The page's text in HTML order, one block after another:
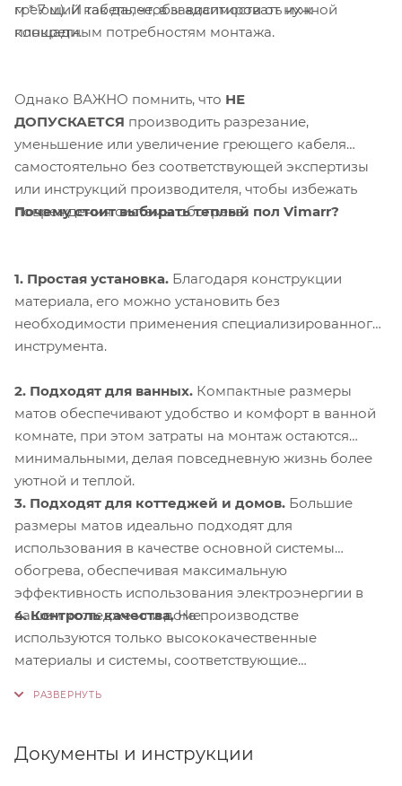
м * 7 м). И так далее, в зависимости от нужной
площади.
греющий кабель, чтобы адаптировать их к
конкретным потребностям монтажа.
Однако ВАЖНО помнить, что НЕ
ДОПУСКАЕТСЯ производить разрезание,
уменьшение или увеличение греющего кабеля
самостоятельно без соответствующей экспертизы
или инструкций производителя, чтобы избежать
повреждения системы обогрева.
Почему стоит выбирать теплый пол Vimarr?
1. Простая установка. Благодаря конструкции
материала, его можно установить без
необходимости применения специализированного
инструмента.
2. Подходят для ванных. Компактные размеры
матов обеспечивают удобство и комфорт в ванной
комнате, при этом затраты на монтаж остаются
минимальными, делая повседневную жизнь более
уютной и теплой.
3. Подходят для коттеджей и домов. Большие
размеры матов идеально подходят для
использования в качестве основной системы
обогрева, обеспечивая максимальную
эффективность использования электроэнергии в
вашем коттедже или доме.
4. Контроль качества.На производстве
используются только высококачественные
материалы и системы, соответствующие
Документы и инструкции